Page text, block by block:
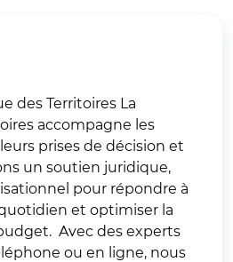
des Territoires La
accompagne les
prises de décision et
un soutien juridique,
pour répondre à
et optimiser la
Avec des experts
ou en ligne, nous